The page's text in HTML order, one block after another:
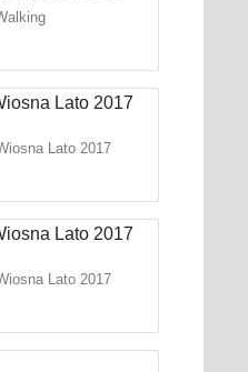
Lato 2017
Lato 2017